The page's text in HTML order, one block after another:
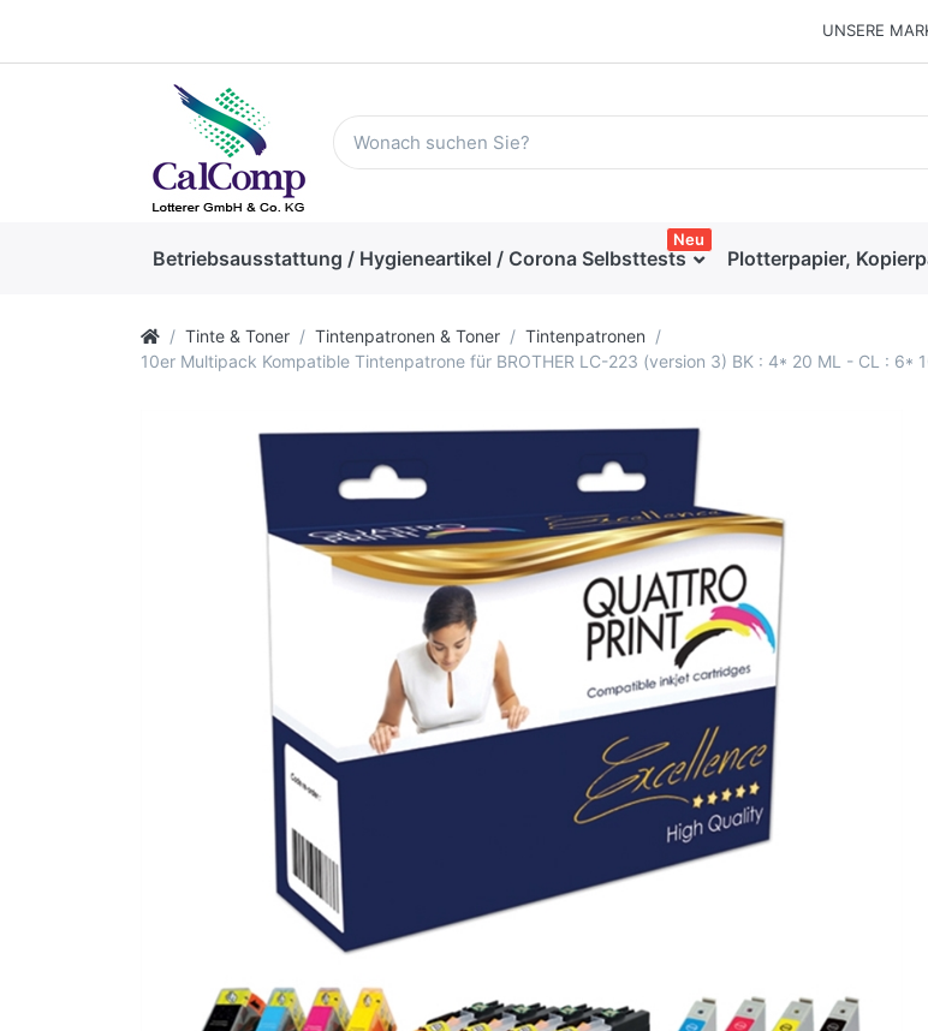
UNSERE
Betriebsausstattung / Hygieneartikel / Corona Selbsttests
Neu
Plotterpapier,
Tinte & Toner Tintenpatronen & Toner
Tintenpatronen
10er Multipack Kompatible Tintenpatrone für BROTHER LC-223 (version 3) BK : 4* 20 ML - CL : 6*